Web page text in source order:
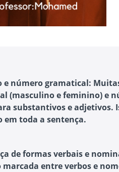
e número gramatical:
(masculino e feminino) e
substantivos e adjetivos.
em toda a sentença.
de formas verbais e
entre verbos e